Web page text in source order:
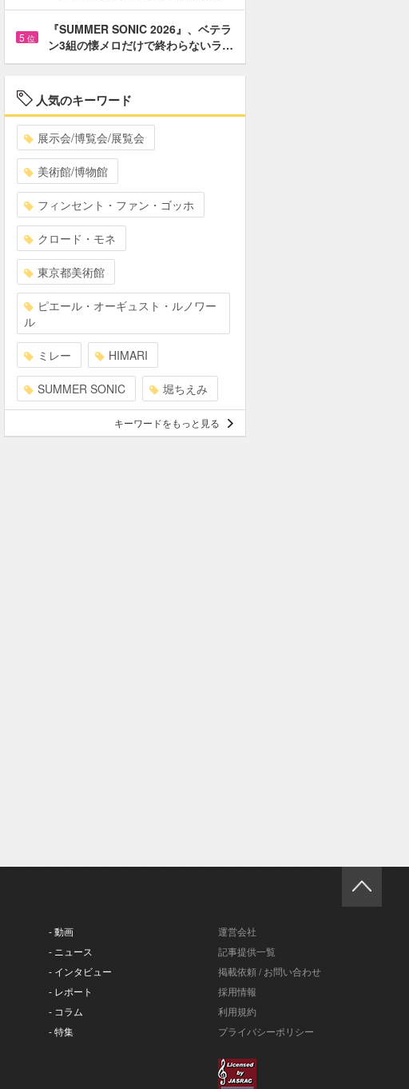
5 位
『SUMMER SONIC 2026』、ベテラ
ン3組の懐メロだけで終わらないラ…
人気のキーワード
展示会/博覧会/展覧会
美術館/博物館
フィンセント・ファン・ゴッホ
クロード・モネ
東京都美術館
ピエール・オーギュスト・ルノワー
ル
ミレー HIMARI
SUMMER SONIC 堀ちえみ
キーワードをもっと見る
- 動画
- ニュース
- インタビュー
- レポート
- コラム
- 特集
運営会社
記事提供一覧
掲載依頼 / お問い合わせ
採用情報
利用規約
プライバシーポリシー